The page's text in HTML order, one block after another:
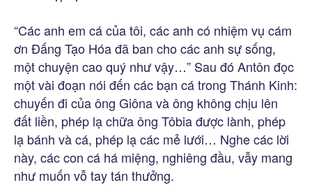
“Các anh em cá của tôi, các anh có nhiệm vụ cám
ơn Đấng Tạo Hóa đã ban cho các anh sự sống,
một chuyện cao quý như vậy…” Sau đó Antôn đọc
một vài đoạn nói đến các bạn cá trong Thánh Kinh:
chuyến đi của ông Giôna và ông không chịu lên
đất liền, phép lạ chữa ông Tôbia được lành, phép
lạ bánh và cá, phép lạ các mẻ lưới… Nghe các lời
này, các con cá há miệng, nghiêng đầu, vẫy mang
như muốn vỗ tay tán thưởng.